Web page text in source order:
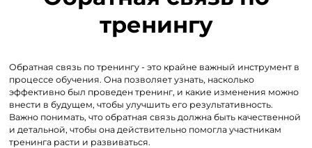
тренингу
Обратная связь по тренингу - это крайне важный инструмент в
процессе обучения. Она позволяет узнать, насколько
эффективно был проведен тренинг, и какие изменения можно
внести в будущем, чтобы улучшить его результативность.
Важно понимать, что обратная связь должна быть качественной
и детальной, чтобы она действительно помогла участникам
тренинга расти и развиваться.